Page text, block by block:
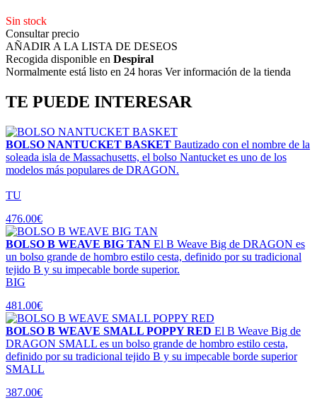
Sin stock
Consultar precio
AÑADIR A LA LISTA DE DESEOS
Recogida disponible en Despiral
Normalmente está listo en 24 horas Ver información de la tienda
TE PUEDE INTERESAR
BOLSO NANTUCKET BASKET Bautizado con el nombre de la
soleada isla de Massachusetts, el bolso Nantucket es uno de los
modelos más populares de DRAGON.
TU
476.00€
BOLSO B WEAVE BIG TAN El B Weave Big de DRAGON es
un bolso grande de hombro estilo cesta, definido por su tradicional
tejido B y su impecable borde superior.
BIG
481.00€
BOLSO B WEAVE SMALL POPPY RED El B Weave Big de
DRAGON SMALL es un bolso grande de hombro estilo cesta,
definido por su tradicional tejido B y su impecable borde superior
SMALL
387.00€